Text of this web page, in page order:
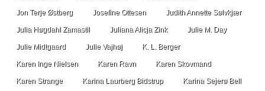
Jon Terje Østberg Josefine Ottesen Judith Annette Sølvkjær
Julia Høgdahl Zamastil Juliana Alicja Zink Julie M. Day
Julie Midtgaard Julie Vajhøj K. L. Berger
Karen Inge Nielsen Karen Ravn Karen Skovmand
Karen Strange Karina Laurberg Bidstrup Karina Sejerø Bell